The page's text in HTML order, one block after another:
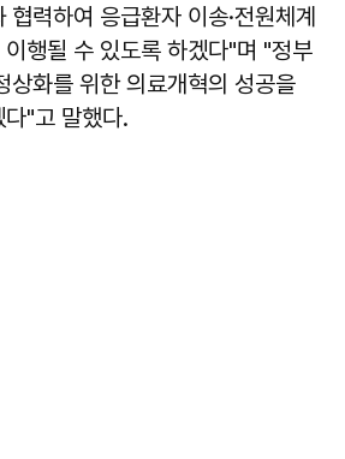
력하여 응급환자 이송·전원체계
행될 수 있도록 하겠다"며 "정부
상화를 위한 의료개혁의 성공을
"고 말했다.